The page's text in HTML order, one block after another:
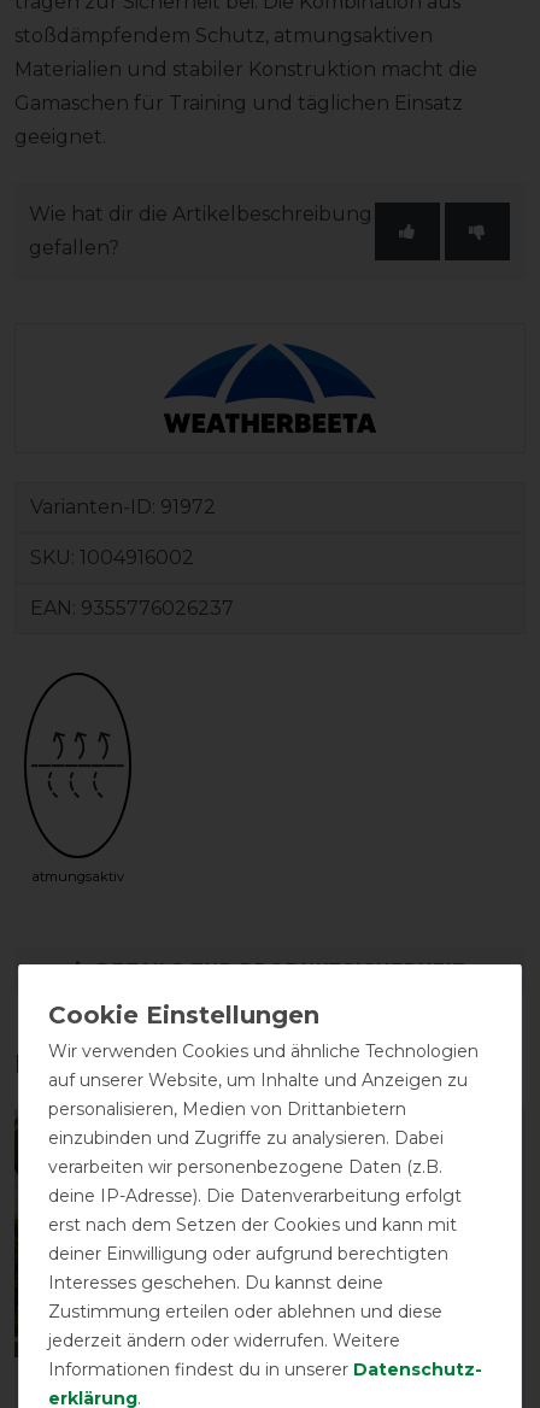
stoßdämpfendem Schutz, atmungsaktiven
Materialien und stabiler Konstruktion macht die
Gamaschen für Training und täglichen Einsatz
geeignet.
Wie hat dir die Artikelbeschreibung
gefallen?
Varianten-ID: 91972
SKU: 1004916002
EAN: 9355776026237
atmungsaktiv
DETAILS ZUR PRODUKTSICHERHEIT
Das perfekte Zubehör für dich
-10% -10%
Wir verwenden Cookies und ähnliche Technologien
auf unserer Website, um Inhalte und Anzeigen zu
personalisieren, Medien von Drittanbietern
einzubinden und Zugriffe zu analysieren. Dabei
verarbeiten wir personenbezogene Daten (z.B.
deine IP-Adresse). Die Datenverarbeitung erfolgt
erst nach dem Setzen der Cookies und kann mit
deiner Einwilligung oder aufgrund berechtigten
Interesses geschehen. Du kannst deine
Zustimmung erteilen oder ablehnen und diese
jederzeit ändern oder widerrufen. Weitere
Informationen findest du in unserer Daten­schutz­
erklärung.